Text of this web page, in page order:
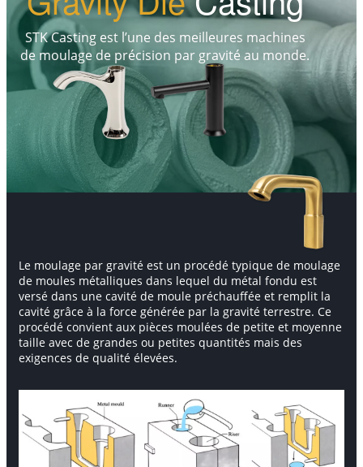
STK Casting est l’une des meilleures machines
de moulage de précision par gravité au monde.
Le moulage par gravité est un procédé typique de moulage
de moules métalliques dans lequel du métal fondu est
versé dans une cavité de moule préchauffée et remplit la
cavité grâce à la force générée par la gravité terrestre. Ce
procédé convient aux pièces moulées de petite et moyenne
taille avec de grandes ou petites quantités mais des
exigences de qualité élevées.